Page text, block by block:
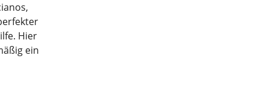
Hier
ein